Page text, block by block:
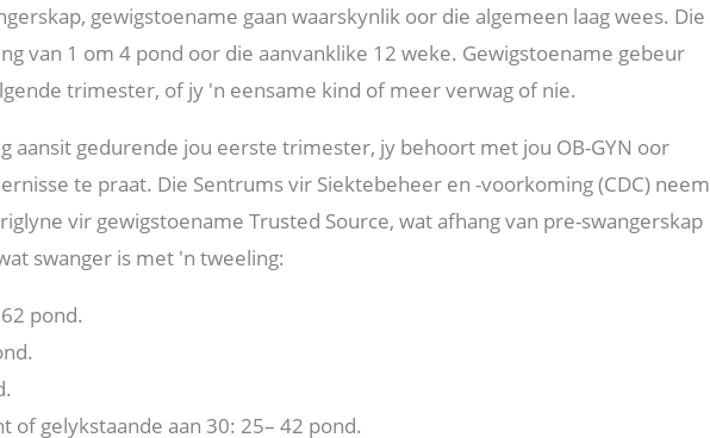
gewigstoename gaan waarskynlik oor die algemeen laag wees. Die
van 1 om 4 pond oor die aanvanklike 12 weke. Gewigstoename gebeur
trimester, of jy 'n eensame kind of meer verwag of nie.
aansit gedurende jou eerste trimester, jy behoort met jou OB-GYN oor
te praat. Die Sentrums vir Siektebeheer en -voorkoming (CDC) neem
vir gewigstoename Trusted Source, wat afhang van pre-swangerskap
swanger is met 'n tweeling:
pond.
of gelykstaande aan 30: 25– 42 pond.